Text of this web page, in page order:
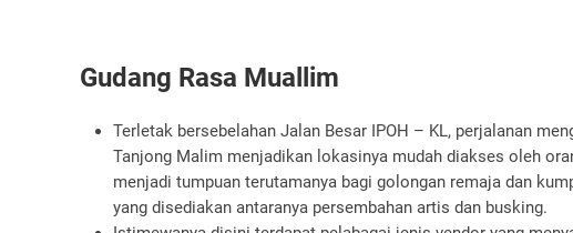
Gudang Rasa Muallim
Terletak bersebelahan Jalan Besar IPOH – KL, perjalanan
Tanjong Malim menjadikan lokasinya mudah diakses oleh
menjadi tumpuan terutamanya bagi golongan remaja dan
yang disediakan antaranya persembahan artis dan busking.